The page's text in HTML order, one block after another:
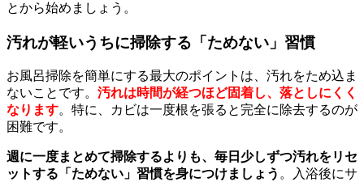
とから始めましょう。
汚れが軽いうちに掃除する「ためない」習慣
お風呂掃除を簡単にする最大のポイントは、汚れをため込ま
ないことです。 汚れは時間が経つほど固着し、落としにくく
なります。特に、カビは一度根を張ると完全に除去するのが
困難です。
週に一度まとめて掃除するよりも、毎日少しずつ汚れをリセ
ットする「ためない」習慣を身につけましょう 。入浴後にサ